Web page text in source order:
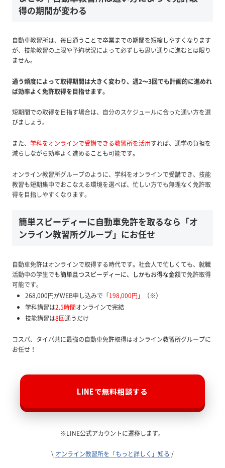
得の期間が変わる
自動車教習所は、毎日通うことで卒業までの期間を短縮しやすくなります
が、技能教習の上限や予約状況によって必ずしも思い通りに進むとは限り
ません。
通う頻度によって取得期間は大きく変わり、週2〜3回でも計画的に進めれ
ば効率よく免許取得を目指せます。
短期間での取得を目指す場合は、自分のスケジュールに合った通い方を選
びましょう。
また、 学科をオンラインで受講できる教習所を活用すれば、通学の負担を
減らしながら効率よく進めることも可能です。
オンライン教習所グループのように、学科をオンラインで受講でき、技能
教習も短期集中でおこなえる環境を選べば、忙しい方でも無理なく免許取
得を目指しやすくなります。
簡単スピーディーに自動車免許を取るなら「オ
ンライン教習所グループ」にお任せ
自動車免許はオンラインで取得する時代です。社会人で忙しくても、就職
活動中の学生でも簡単且つスピーディーに、しかもお得な金額で免許取得
可能です。
268,000円がWEB申し込みで「198,000円 」（※）
学科講習は2.5時間オンラインで完結
技能講習は8回通うだけ
コスパ、タイパ共に最強の自動車免許取得はオンライン教習所グループに
お任せ！
LINEで無料相談する
※LINE公式アカウントに遷移します。
\ オンライン教習所を「もっと詳しく」知る /